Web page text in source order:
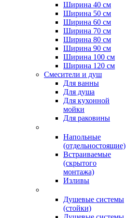
Ширина 40 см
Ширина 50 см
Ширина 60 см
Ширина 70 см
Ширина 80 см
Ширина 90 см
Ширина 100 см
Ширина 120 см
Смесители и душ
Для ванны
Для душа
Для кухонной
мойки
Для раковины
Напольные
(отдельностоящие)
Встраиваемые
(скрытого
монтажа)
Изливы
Душевые системы
(стойки)